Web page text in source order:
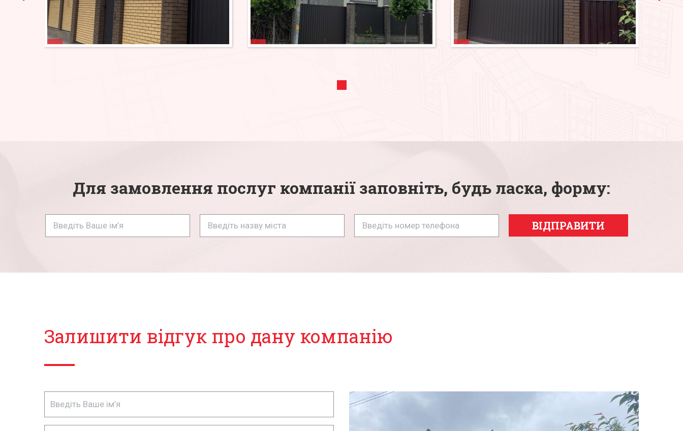
Для замовлення послуг компанії заповніть, будь ласка, форму:
Залишити відгук про дану компанію